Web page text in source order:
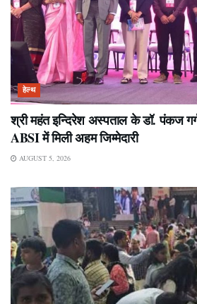
हेल्थ
श्री महंत इन्दिरेश अस्पताल के डॉ. पंकज गर्ग
ABSI में मिली अहम जिम्मेदारी
AUGUST 5, 2026